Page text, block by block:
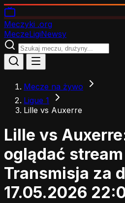
Meczyki .org
MeczeLigiNewsy
Mecze na żywo
Ligue 1
Lille vs Auxerre
Lille vs
oglądać
Transmisja za
17.05.2026